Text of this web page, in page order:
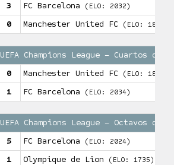
3 FC Barcelona (ELO: 2032)
0 Manchester United FC (ELO: 1897)
UEFA Champions League – Cuartos
0 Manchester United FC (ELO: 1897)
1 FC Barcelona (ELO: 2034)
UEFA Champions League – Octavos
5 FC Barcelona (ELO: 2024)
1 Olympique de Lion (ELO: 1735)